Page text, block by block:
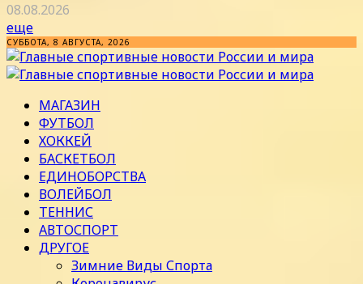
08.08.2026
еще
СУББОТА, 8 АВГУСТА, 2026
МАГАЗИН
ФУТБОЛ
ХОККЕЙ
БАСКЕТБОЛ
ЕДИНОБОРСТВА
ВОЛЕЙБОЛ
ТЕННИС
АВТОСПОРТ
ДРУГОЕ
Зимние Виды Спорта